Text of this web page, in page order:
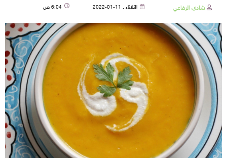
شادي الرفاعي الثلاثاء , 11-01-2022 6:04 ص